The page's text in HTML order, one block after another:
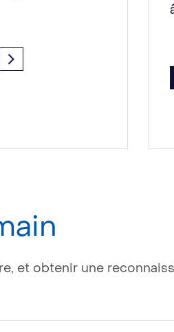
et obtenir une